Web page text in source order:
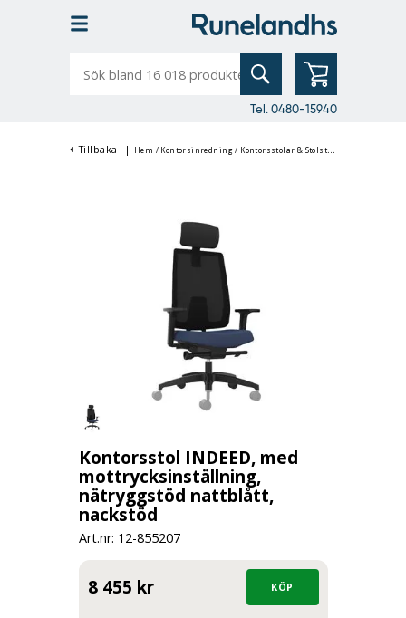
bland
Tel. 0480-15940
Tillbaka | Hem / Kontorsinredning / Kontorsstolar & Stolstillbehör
Kontorsstol INDEED, med
mottrycksinställning,
nätryggstöd nattblått,
nackstöd
Art.nr: 12-855207
8 455 kr